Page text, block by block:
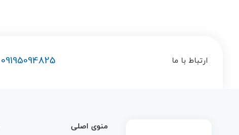
ارتباط با ما 09195094825
منوی اصلی